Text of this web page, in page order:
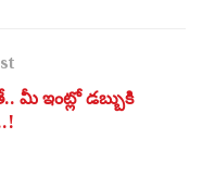
మీ ఇంట్లో డబ్బుకి